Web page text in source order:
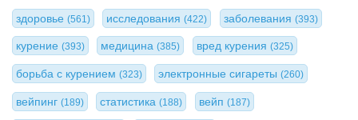
здоровье (561) исследования(422) заболевания (393)
курение (393) медицина(385) вред курения (325)
борьба с курением (323) электронные сигареты(260)
вейпинг (189) статистика(188) вейп (187)